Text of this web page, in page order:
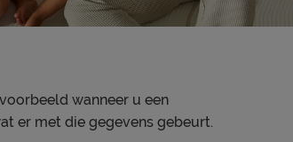
wanneer u een
er met die gegevens gebeurt.